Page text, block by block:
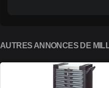
AUTRES ANNONCES DE